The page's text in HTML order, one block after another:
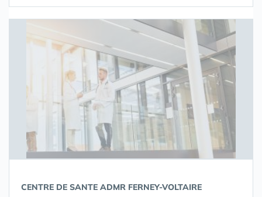
CENTRE DE SANTE ADMR FERNEY-VOLTAIRE